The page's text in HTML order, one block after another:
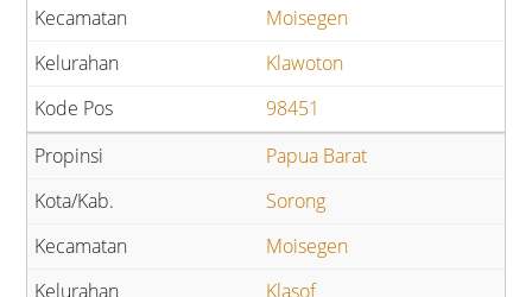
Moisegen
Klawoton
98451
Papua Barat
Sorong
Moisegen
Klasof